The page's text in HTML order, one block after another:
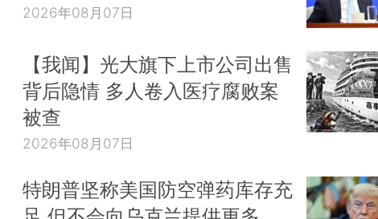
2026年08月07日
【我闻】光大旗下上市公司出售
背后隐情 多人卷入医疗腐败案
被查
2026年08月07日
特朗普坚称美国防空弹药库存充